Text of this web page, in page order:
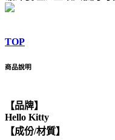
TOP
商品說明
【品牌】
Hello Kitty
【成份/材質】